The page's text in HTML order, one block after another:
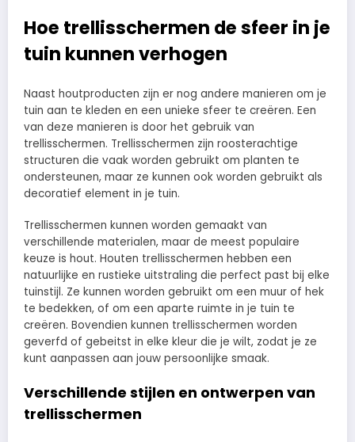
Hoe trellisschermen de sfeer in je
tuin kunnen verhogen
Naast houtproducten zijn er nog andere manieren om je
tuin aan te kleden en een unieke sfeer te creëren. Een
van deze manieren is door het gebruik van
trellisschermen. Trellisschermen zijn roosterachtige
structuren die vaak worden gebruikt om planten te
ondersteunen, maar ze kunnen ook worden gebruikt als
decoratief element in je tuin.
Trellisschermen kunnen worden gemaakt van
verschillende materialen, maar de meest populaire
keuze is hout. Houten trellisschermen hebben een
natuurlijke en rustieke uitstraling die perfect past bij elke
tuinstijl. Ze kunnen worden gebruikt om een muur of hek
te bedekken, of om een aparte ruimte in je tuin te
creëren. Bovendien kunnen trellisschermen worden
geverfd of gebeitst in elke kleur die je wilt, zodat je ze
kunt aanpassen aan jouw persoonlijke smaak.
Verschillende stijlen en ontwerpen van
trellisschermen